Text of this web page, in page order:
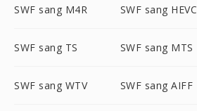
SWF sang M4R SWF sang HEVC
SWF sang TS SWF sang MTS
SWF sang WTV SWF sang AIFF